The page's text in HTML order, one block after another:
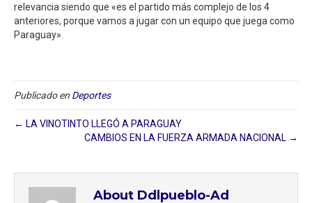
relevancia siendo que «es el partido más complejo de los 4
anteriores, porque vamos a jugar con un equipo que juega como
Paraguay».
Publicado en Deportes
← LA VINOTINTO LLEGÓ A PARAGUAY
CAMBIOS EN LA FUERZA ARMADA NACIONAL →
About Ddlpueblo-Ad